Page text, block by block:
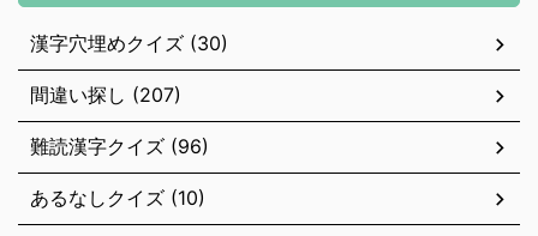
漢字穴埋めクイズ (30)
間違い探し (207)
難読漢字クイズ (96)
あるなしクイズ (10)